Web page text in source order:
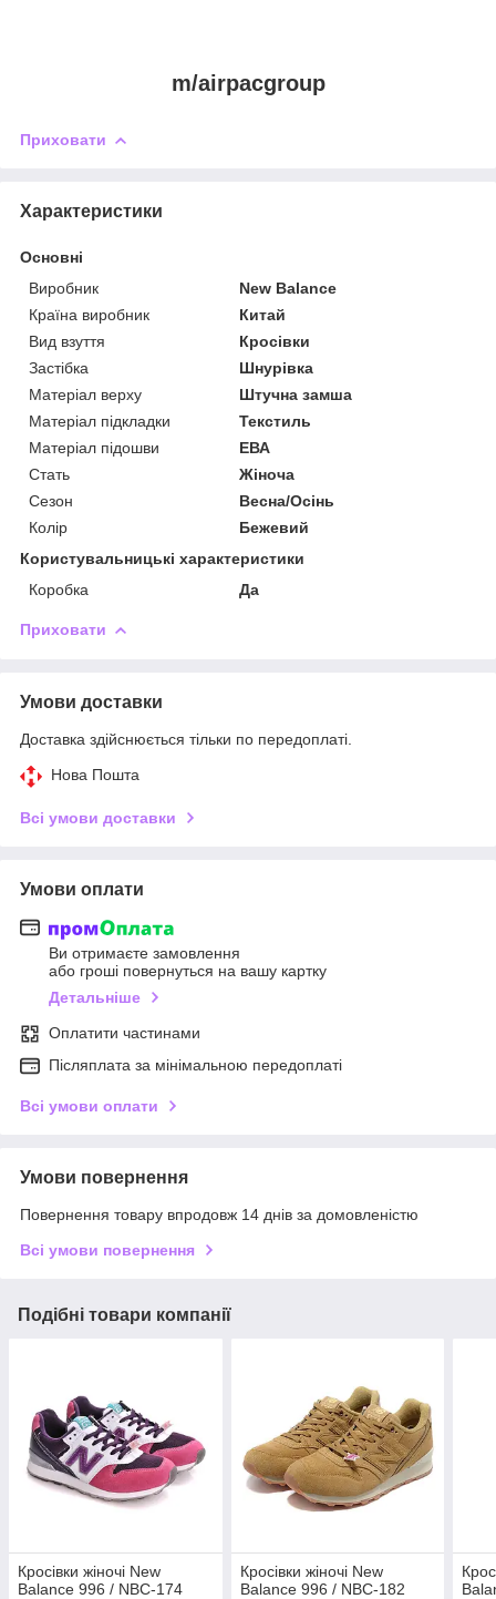
m/airpacgroup
Приховати
Характеристики
Основні
Виробник
New Balance
Країна виробник
Китай
Вид взуття
Кросівки
Застібка
Шнурівка
Матеріал верху
Штучна замша
Матеріал підкладки
Текстиль
Матеріал підошви
ЕВА
Стать
Жіноча
Сезон
Весна/Осінь
Колір
Бежевий
Користувальницькі характеристики
Коробка
Да
Приховати
Умови доставки
Доставка здійснюється тільки по передоплаті.
Нова Пошта
Всі умови доставки
Умови оплати
Ви отримаєте замовлення
або гроші повернуться на вашу картку
Детальніше
Оплатити частинами
Післяплата за мінімальною передоплаті
Всі умови оплати
Умови повернення
Повернення товару впродовж 14 днів за домовленістю
Всі умови повернення
Подібні товари компанії
Кросівки жіночі New
Balance 996 / NBC-174
Кросівки жіночі New
Balance 996 / NBC-182